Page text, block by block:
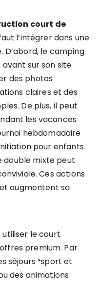
court de
l’intégrer dans une
le camping
sur son site
des photos
claires et des
De plus, il peut
les vacances
hebdomadaire
pour enfants
double mixte peut
Ces actions
augmentent sa
le court
premium. Par
séjours “sport et
des animations